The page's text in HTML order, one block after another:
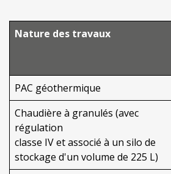
Nature des travaux
PAC géothermique
Chaudière à granulés (avec
régulation
classe IV et associé à un silo de
stockage d'un volume de 225 L)